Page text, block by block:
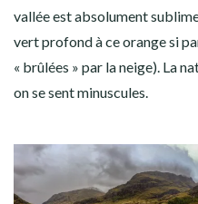
vallée est absolument
vert profond à ce orange si
« brûlées » par la neige). La
on se sent minuscules.